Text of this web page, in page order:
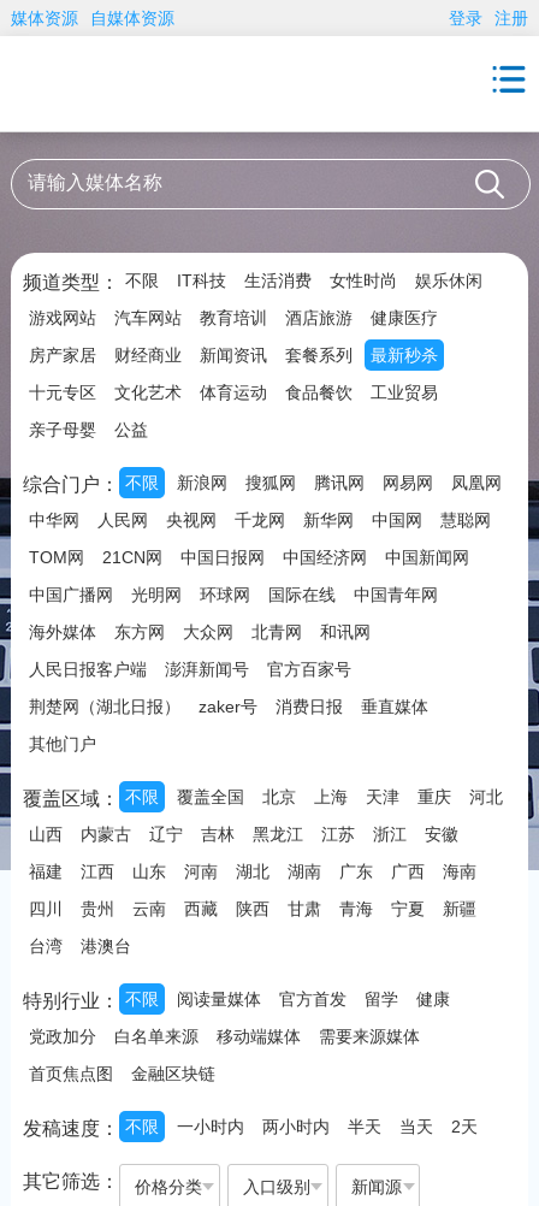
媒体资源 自媒体资源 登录 注册
频道类型： 不限 IT科技 生活消费 女性时尚
娱乐休闲
游戏网站
汽车网站 教育培训 酒店旅游
健康医疗
房产家居
财经商业 新闻资讯 套餐系列
最新秒杀
十元专区
文化艺术 体育运动 食品餐饮
工业贸易
亲子母婴
公益
综合门户： 不限 新浪网 搜狐网 腾讯网 网易网
凤凰网
中华网
人民网 央视网 千龙网 新华网 中国网
慧聪网
TOM网
21CN网 中国日报网 中国经济网
中国新闻网
中国广播网
光明网 环球网 国际在线
中国青年网
海外媒体
东方网 大众网 北青网
和讯网
人民日报客户端
澎湃新闻号
官方百家号
荆楚网（湖北日报）
zaker号 消费日报
垂直媒体
其他门户
覆盖区域： 不限 覆盖全国 北京 上海 天津 重庆
河北
山西
内蒙古 辽宁 吉林 黑龙江 江苏 浙江
安徽
福建
江西 山东 河南 湖北 湖南 广东 广西
海南
四川
贵州 云南 西藏 陕西 甘肃 青海 宁夏
新疆
台湾
港澳台
特别行业： 不限 阅读量媒体 官方首发 留学
健康
党政加分
白名单来源 移动端媒体
需要来源媒体
首页焦点图
金融区块链
发稿速度： 不限 一小时内 两小时内 半天 当天 2天
其它筛选： 价格分类 入口级别 新闻源